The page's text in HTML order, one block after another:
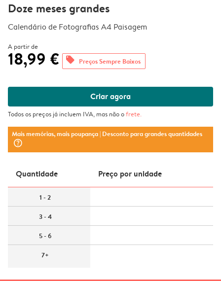
Doze meses grandes
Calendário de Fotografias A4 Paisagem
A partir de
18,99 € offers Preços Sempre Baixos
Criar agora
Todos os preços já incluem IVA, mas não ofrete.
Mais memórias, mais poupança| Desconto para grandes quantidades
question_mark_circle
Quantidade Preço por unidade
1 - 2
3 - 4
5 - 6
7+